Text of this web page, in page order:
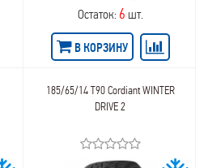
Остаток: 6 шт.
В КОРЗИНУ
185/65/14 T90 Cordiant WINTER
DRIVE 2